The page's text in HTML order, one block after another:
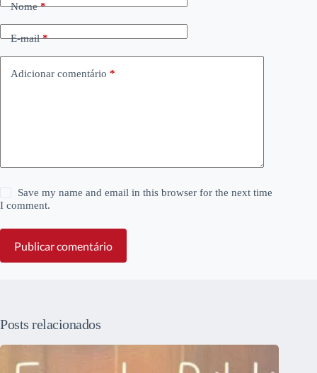
Nome*
E-mail*
Adicionar comentário *
Save my name and email in this browser for the next time
I comment.
Publicar comentário
Posts relacionados